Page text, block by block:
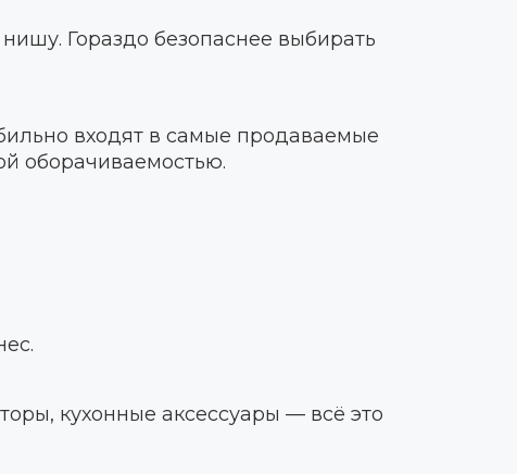
Гораздо безопаснее выбирать
входят в самые продаваемые
оборачиваемостью.
кухонные аксессуары — всё это